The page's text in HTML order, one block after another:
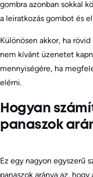
gombra azonban sokkal
a leiratkozás gombot és
Különösen akkor, ha
nem kívánt üzenetet
mennyiségére, ha
elérni.
Hogyan
panaszok
Ez egy nagyon egyszerű
panaszok aránya az,